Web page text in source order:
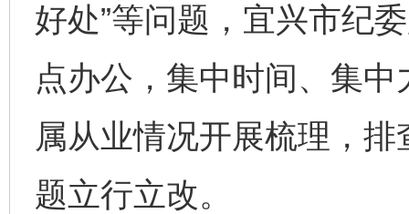
好处”等问题，宜兴市纪
点办公，集中时间、集
属从业情况开展梳理，
题立行立改。